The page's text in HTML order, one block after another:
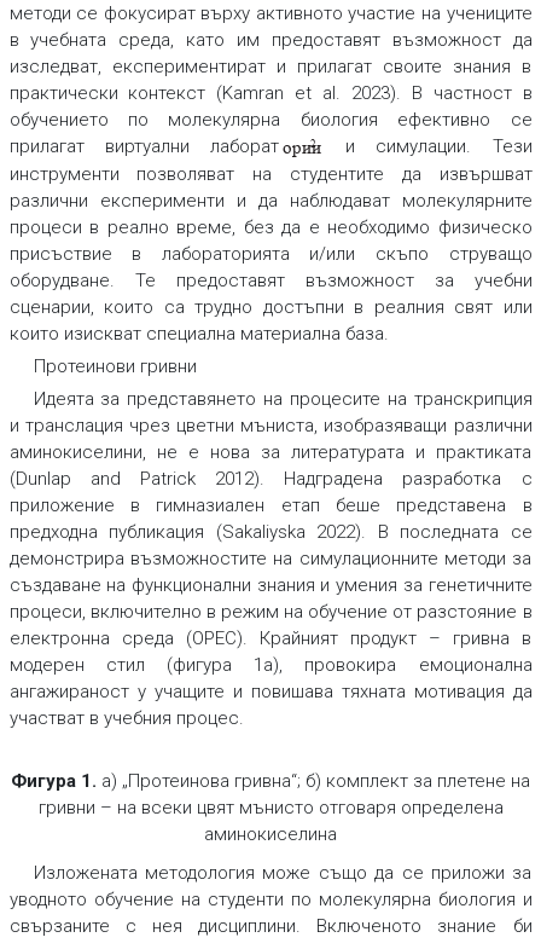
методи се фокусират върху активното участие на учениците
в учебната среда, като им предоставят възможност да
изследват, експериментират и прилагат своите знания в
практически контекст (Kamran et al. 2023). В частност в
обучението по молекулярна биология ефективно се
прилагат виртуални лаборат ории
2
и симулации. Тези
инструменти позволяват на студентите да извършват
различни експерименти и да наблюдават молекулярните
процеси в реално време, без да е необходимо физическо
присъствие в лабораторията и/или скъпо струващо
оборудване. Те предоставят възможност за учебни
сценарии, които са трудно достъпни в реалния свят или
които изискват специална материална база.
Протеинови гривни
Идеята за представянето на процесите на транскрипция
и транслация чрез цветни мъниста, изобразяващи различни
аминокиселини, не е нова за литературата и практиката
(Dunlap and Patrick 2012). Надградена разработка с
приложение в гимназиален етап беше представена в
предходна публикация (Sakaliyska 2022). В последната се
демонстрира възможностите на симулационните методи за
създаване на функционални знания и умения за генетичните
процеси, включително в режим на обучение от разстояние в
електронна среда (ОРЕС). Крайният продукт – гривна в
модерен стил (фигура 1а), провокира емоционална
ангажираност у учащите и повишава тяхната мотивация да
участват в учебния процес.
Фигура 1. а) „Протеинова гривна“; б) комплект за плетене на
гривни – на всеки цвят мънисто отговаря определена
аминокиселина
Изложената методология може също да се приложи за
уводното обучение на студенти по молекулярна биология и
свързаните с нея дисциплини. Включеното знание би